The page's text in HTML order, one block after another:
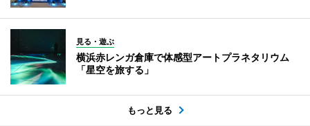
見る・遊ぶ
横浜赤レンガ倉庫で体感型アートプラネタリウム
「星空を旅する」
もっと見る